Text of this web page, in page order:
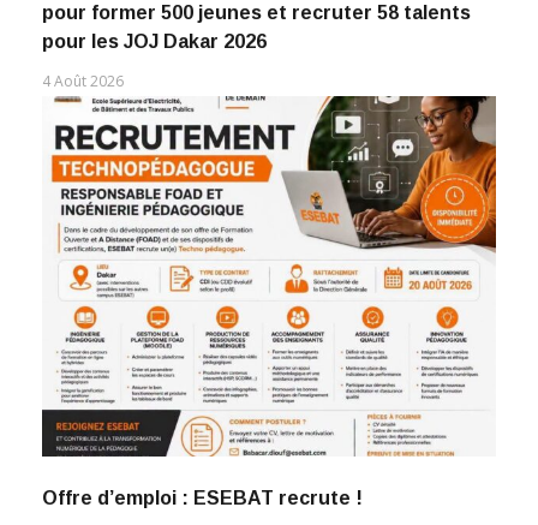
pour former 500 jeunes et recruter 58 talents
pour les JOJ Dakar 2026
4 Août 2026
Offre d’emploi : ESEBAT recrute !